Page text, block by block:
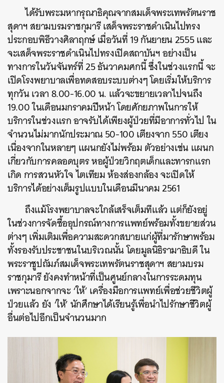
ได้รับพระมหากรุณาธิคุณจากสมเด็จพระเทพรัตนราช
สุดาฯ สยามบรมราชกุมารี เสด็จพระราชดำเนินไปทรง
ประกอบพิธีวางศิลาฤกษ์ เมื่อวันที่ 19 กันยายน 2555 และ
จะเสด็จพระราชดำเนินไปทรงเปิดสถาบันฯ อย่างเป็น
ทางการในวันจันทร์ที่ 25 ธันวาคมศกนี้ ซึ่งในช่วงแรกนี้ จะ
เปิดโรงพยาบาลเพื่อทดสอบระบบต่างๆ โดยเริ่มให้บริการ
ทุกวัน เวลา 8.00-16.00 น. แล้วจะขยายเวลาไปจนถึง
19.00 ในเดือนมกราคมปีหน้า โดยศักยภาพในการให้
บริการในช่วงแรก อาจรับได้เพียงผู้ป่วยที่มีอาการทั่วไป ใน
จำนวนไม่มากนักประมาณ 50-100 เตียงจาก 550 เตียง
เนื่องจากในหลายๆ แผนกยังไม่พร้อม ตัวอย่างเช่น แผนก
เกี่ยวกับการคลอดบุตร หอผู้ป่วยวิกฤตเด็กและทารกแรก
เกิด การสวนหัวใจ ไตเทียม ห้องส่องกล้อง จะเปิดให้
บริการได้อย่างเต็มรูปแบบในเดือนมีนาคม 2561
ถึงแม้โรงพยาบาลจะใกล้เสร็จเต็มทีแล้ว แต่ก็ยังอยู่
ในช่วงการจัดซื้ออุปกรณ์ทางการแพทย์พร้อมทั้งขยายส่วน
ต่างๆ เพิ่มเติมเพื่อความสะดวกสบายแก่ผู้ที่มารักษาพร้อม
ทั้งรองรับประชาชนในบริเวณนั้น โดยมูลนิธิรามาธิบดี ใน
พระราชูปถัมภ์สมเด็จพระเทพรัตนราชสุดาฯ สยามบรม
ราชกุมารี ยังคงทำหน้าที่เป็นศูนย์กลางในการระดมทุน
เพราะนอกจากจะ ‘ให้’ เครื่องมือการแพทย์เพื่อช่วยชีวิตผู้
ป่วยแล้ว ยัง ‘ให้’ นักศึกษาได้เรียนรู้เพื่อนำไปรักษาชีวิตผู้
อื่นต่อไปอีกเป็นจำนวนมาก